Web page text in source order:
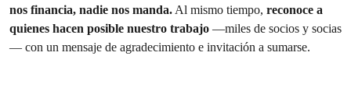
nos financia, nadie nos manda.Al mismo tiempo, reconoce a
quienes hacen posible nuestro trabajo —miles de socios y socias
— con un mensaje de agradecimiento e invitación a sumarse.